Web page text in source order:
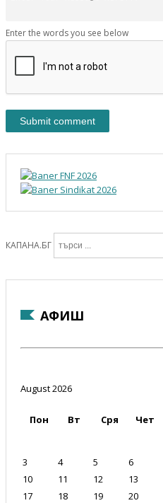
Enter the words you see below
КАПАНА.БГ
АФИШ
August 2026
Пон Вт Сря Чет
3
4 5 6
10
11 12 13
17
18 19 20